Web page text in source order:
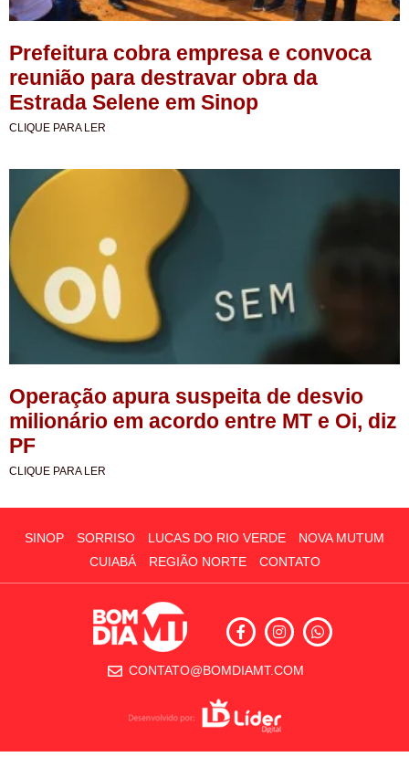
Prefeitura cobra empresa e convoca
reunião para destravar obra da
Estrada Selene em Sinop
CLIQUE PARA LER
Operação apura suspeita de desvio
milionário em acordo entre MT e Oi, diz
PF
CLIQUE PARA LER
SINOP SORRISO LUCAS DO RIO VERDE
NOVA MUTUM
CUIABÁ
REGIÃO NORTE CONTATO
CONTATO@BOMDIAMT.COM